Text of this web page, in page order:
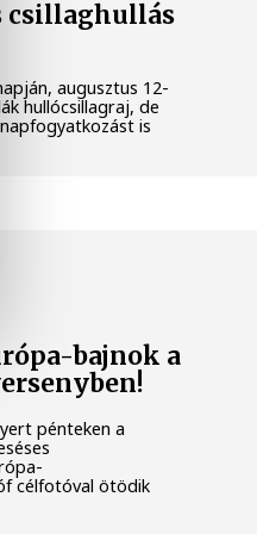
csillaghullás
augusztus 12-
hullócsillagraj, de
napfogyatkozást is
bajnok a
pénteken a
célfotóval ötödik